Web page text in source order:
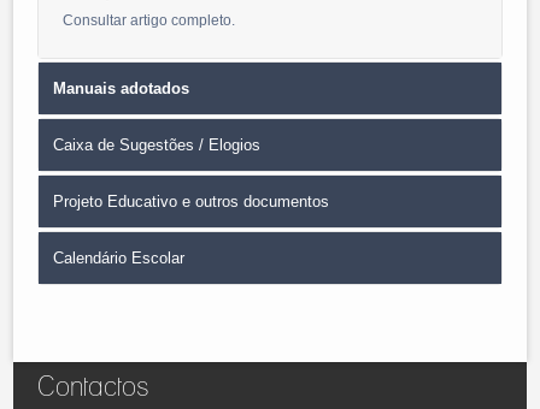
Consultar artigo completo
Manuais adotados
A lista de manuais adotados pelo Agrupamento para o ano letivo pode
ser consultada no seguinte link:
Lista manuais.
Caixa de Sugestões / Elogios
Pretende dar uma sugestão, fazer um elogio ou uma crítica,
apresentar propostas de melhoria.Clique aqui e dê a sua
Projeto Educativo e outros documentos
Documentos Estruturantes do Agrupamento (clique aqui)
- Regulamento Interno
Calendário Escolar
Contactos